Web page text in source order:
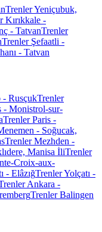
Trenler Yeniçubuk,
Kırıkkale -
- TatvanTrenler
Trenler Şefaatli -
- Tatvan
- RusçukTrenler
- Monistrol-sur-
Trenler Paris -
- Soğucak,
Trenler Mezhden -
Manisa İliTrenler
Croix-aux-
- ElâzığTrenler Yolçatı -
Ankara -
Trenler Balingen